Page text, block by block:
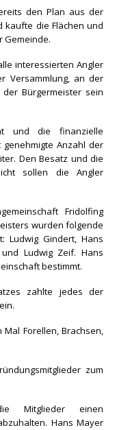
den Plan aus der
kaufte die Flächen und
Gemeinde.
interessierten Angler
Versammlung, an der
Bürgermeister sein
und die finanzielle
genehmigte Anzahl der
Den Besatz und die
sollen die Angler
Fridolfing
wurden folgende
Ludwig Gindert, Hans
Ludwig Zeif. Hans
bestimmt.
zahlte jedes der
Forellen, Brachsen,
zum
Mitglieder einen
Hans Mayer